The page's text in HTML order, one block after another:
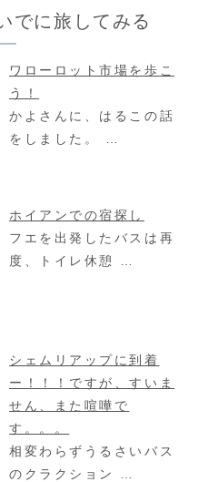
でに旅してみる
ワローロット市場を歩こ
う！
かよさんに、はるこの話
をしました。 …
ホイアンでの宿探し
フエを出発したバスは再
度、トイレ休憩 …
シェムリアップに到着
ー！！！ですが、すいま
せん、また喧嘩で
す。。。
相変わらずうるさいバス
のクラクション …